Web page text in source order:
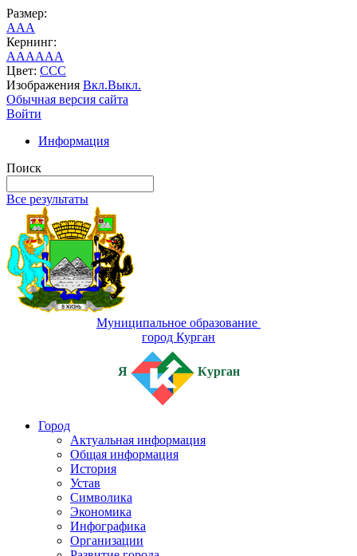
Размер:
AAA
Кернинг:
AAAAAA
Цвет: CCC
Изображения Вкл.Выкл.
Обычная версия сайта
Войти
Информация
Поиск
Все результаты
Муниципальное образование
город Курган
Я Курган
Город
Актуальная информация
Общая информация
История
Устав
Символика
Экономика
Инфографика
Организации